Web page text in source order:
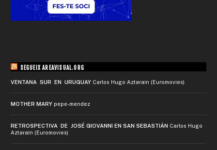
SEGUEIX AREAVISUAL.ORG
VENTANA SUR EN URUGUAY Carlos Hugo Aztarain (Euromovies)
MOTHER MARY pepe-mendez
RETROSPECTIVA DE JOSÉ GIOVANNI EN SAN SEBASTIÁN Carlos Hugo
Aztarain (Euromovies)